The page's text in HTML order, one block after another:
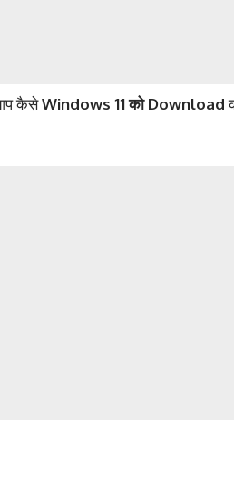
कैसेWindows 11 को Download